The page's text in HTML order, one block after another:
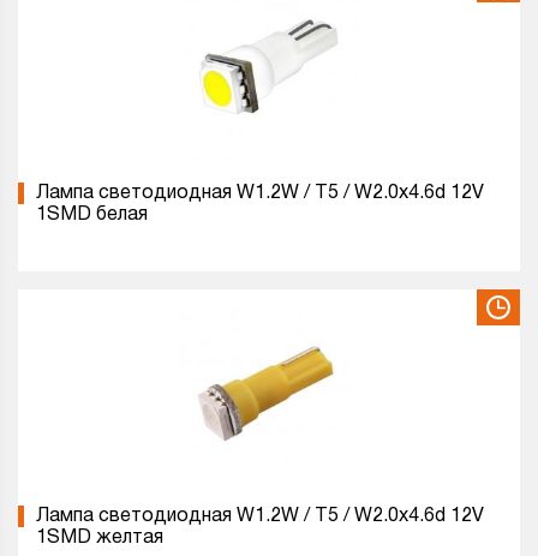
Лампа светодиодная W1.2W / T5 / W2.0x4.6d 12V
1SMD белая
Лампа светодиодная W1.2W / T5 / W2.0x4.6d 12V
1SMD желтая